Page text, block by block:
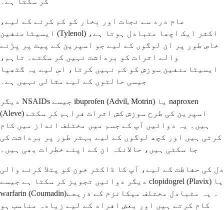
عام درد سے نجات اور بخار کو کم کرنے کے لیے،
ایسیٹامنفین (Tylenol) اکثر ایک اچھا متبادل ہوتا ہے،
خاص طور پر ان لوگوں کے لیے جو اسپرین کے پیٹ پر پڑنے
والے اثرات کو برداشت نہیں کر سکتے۔ تاہم،
ایسیٹامنفین سوزش کو کم نہیں کرتا، اس لیے یہ گٹھیا
جیسی حالتوں کے لیے مثالی نہیں ہے۔
دیگر NSAIDs جیسے ibuprofen (Advil, Motrin) یا naproxen
(Aleve) اسپرین کی طرح سوزش کش اثرات فراہم کر سکتے
ہیں۔ یہ دوائیں آپ کے جسم میں مختلف انداز میں کام
کرتی ہیں اور کچھ لوگوں کے لیے بہتر طور پر برداشت کی
جا سکتی ہیں، حالانکہ ان کے اپنے خطرات بھی ہیں۔
دل کی حفاظت کے لیے، آپ کا ڈاکٹر خون کو پتلا کرنے والی
دیگر دوائیں تجویز کر سکتا ہے جیسے clopidogrel (Plavix) یا
warfarin (Coumadin)۔ یہ متبادل مختلف میکانزم کے ذریعے
کام کرتے ہیں اور بعض افراد کے لیے زیادہ مناسب ہو